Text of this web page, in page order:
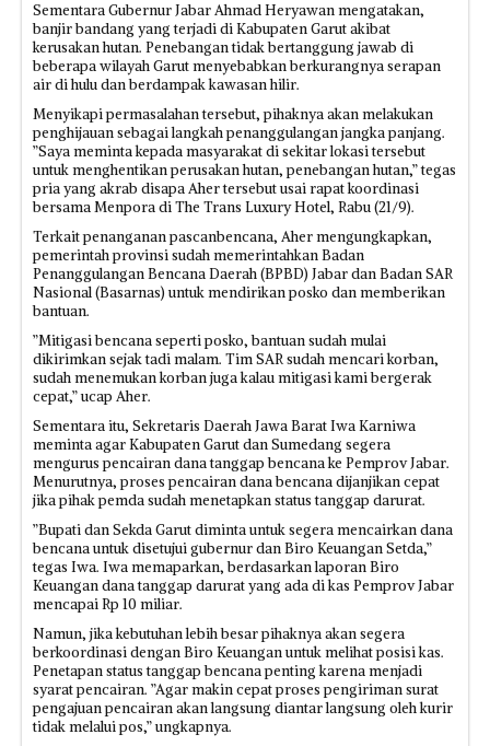
Sementara Gubernur Jabar Ahmad Heryawan mengatakan,
banjir bandang yang terjadi di Kabupaten Garut akibat
kerusakan hutan. Penebangan tidak bertanggung jawab di
beberapa wilayah Garut menyebabkan berkurangnya serapan
air di hulu dan berdampak kawasan hilir.
Menyikapi permasalahan tersebut, pihaknya akan melakukan
penghijauan sebagai langkah penanggulangan jangka panjang.
”Saya meminta kepada masyarakat di sekitar lokasi tersebut
untuk menghentikan perusakan hutan, penebangan hutan,” tegas
pria yang akrab disapa Aher tersebut usai rapat koordinasi
bersama Menpora di The Trans Luxury Hotel, Rabu (21/9).
Terkait penanganan pascanbencana, Aher mengungkapkan,
pemerintah provinsi sudah memerintahkan Badan
Penanggulangan Bencana Daerah (BPBD) Jabar dan Badan SAR
Nasional (Basarnas) untuk mendirikan posko dan memberikan
bantuan.
”Mitigasi bencana seperti posko, bantuan sudah mulai
dikirimkan sejak tadi malam. Tim SAR sudah mencari korban,
sudah menemukan korban juga kalau mitigasi kami bergerak
cepat,” ucap Aher.
Sementara itu, Sekretaris Daerah Jawa Barat Iwa Karniwa
meminta agar Kabupaten Garut dan Sumedang segera
mengurus pencairan dana tanggap bencana ke Pemprov Jabar.
Menurutnya, proses pencairan dana bencana dijanjikan cepat
jika pihak pemda sudah menetapkan status tanggap darurat.
”Bupati dan Sekda Garut diminta untuk segera mencairkan dana
bencana untuk disetujui gubernur dan Biro Keuangan Setda,”
tegas Iwa. Iwa memaparkan, berdasarkan laporan Biro
Keuangan dana tanggap darurat yang ada di kas Pemprov Jabar
mencapai Rp 10 miliar.
Namun, jika kebutuhan lebih besar pihaknya akan segera
berkoordinasi dengan Biro Keuangan untuk melihat posisi kas.
Penetapan status tanggap bencana penting karena menjadi
syarat pencairan. ”Agar makin cepat proses pengiriman surat
pengajuan pencairan akan langsung diantar langsung oleh kurir
tidak melalui pos,” ungkapnya.